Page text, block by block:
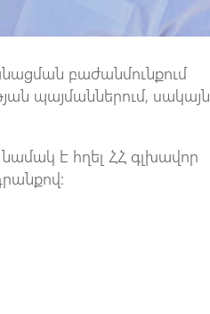
բաժանմունքում
պայմաններում, սակայն
է հղել ՀՀ գլխավոր